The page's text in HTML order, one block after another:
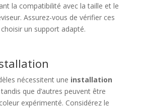
la compatibilité avec la taille et le
Assurez-vous de vérifier ces
un support adapté.
nécessitent une installation
que d’autres peuvent être
expérimenté. Considérez le